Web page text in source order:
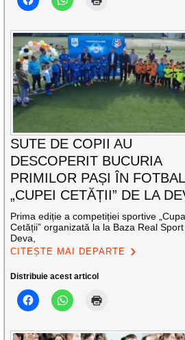
SUTE DE COPII AU
DESCOPERIT BUCURIA
PRIMILOR PAȘI ÎN
„CUPEI CETĂȚII” DE LA
Prima ediție a competiției sportive „Cupa
Cetății” organizată la la Baza Real
Deva,
CITEȘTE MAI DEPARTE
Distribuie acest articol